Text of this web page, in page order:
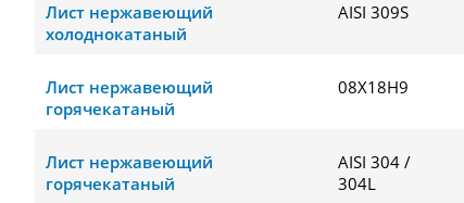
Лист нержавеющий
холоднокатаный
AISI 309S
Лист нержавеющий
горячекатаный
08Х18Н9
Лист нержавеющий
горячекатаный
AISI 304 /
304L